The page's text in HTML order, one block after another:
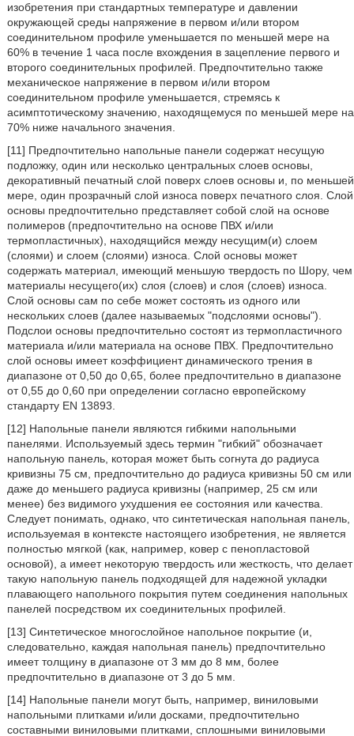
изобретения при стандартных температуре и давлении
окружающей среды напряжение в первом и/или втором
соединительном профиле уменьшается по меньшей мере на
60% в течение 1 часа после вхождения в зацепление первого и
второго соединительных профилей. Предпочтительно также
механическое напряжение в первом и/или втором
соединительном профиле уменьшается, стремясь к
асимптотическому значению, находящемуся по меньшей мере на
70% ниже начального значения.
[11] Предпочтительно напольные панели содержат несущую
подложку, один или несколько центральных слоев основы,
декоративный печатный слой поверх слоев основы и, по меньшей
мере, один прозрачный слой износа поверх печатного слоя. Слой
основы предпочтительно представляет собой слой на основе
полимеров (предпочтительно на основе ПВХ и/или
термопластичных), находящийся между несущим(и) слоем
(слоями) и слоем (слоями) износа. Слой основы может
содержать материал, имеющий меньшую твердость по Шору, чем
материалы несущего(их) слоя (слоев) и слоя (слоев) износа.
Слой основы сам по себе может состоять из одного или
нескольких слоев (далее называемых "подслоями основы").
Подслои основы предпочтительно состоят из термопластичного
материала и/или материала на основе ПВХ. Предпочтительно
слой основы имеет коэффициент динамического трения в
диапазоне от 0,50 до 0,65, более предпочтительно в диапазоне
от 0,55 до 0,60 при определении согласно европейскому
стандарту EN 13893.
[12] Напольные панели являются гибкими напольными
панелями. Используемый здесь термин "гибкий" обозначает
напольную панель, которая может быть согнута до радиуса
кривизны 75 см, предпочтительно до радиуса кривизны 50 см или
даже до меньшего радиуса кривизны (например, 25 см или
менее) без видимого ухудшения ее состояния или качества.
Следует понимать, однако, что синтетическая напольная панель,
используемая в контексте настоящего изобретения, не является
полностью мягкой (как, например, ковер с пенопластовой
основой), а имеет некоторую твердость или жесткость, что делает
такую напольную панель подходящей для надежной укладки
плавающего напольного покрытия путем соединения напольных
панелей посредством их соединительных профилей.
[13] Синтетическое многослойное напольное покрытие (и,
следовательно, каждая напольная панель) предпочтительно
имеет толщину в диапазоне от 3 мм до 8 мм, более
предпочтительно в диапазоне от 3 до 5 мм.
[14] Напольные панели могут быть, например, виниловыми
напольными плитками и/или досками, предпочтительно
составными виниловыми плитками, сплошными виниловыми